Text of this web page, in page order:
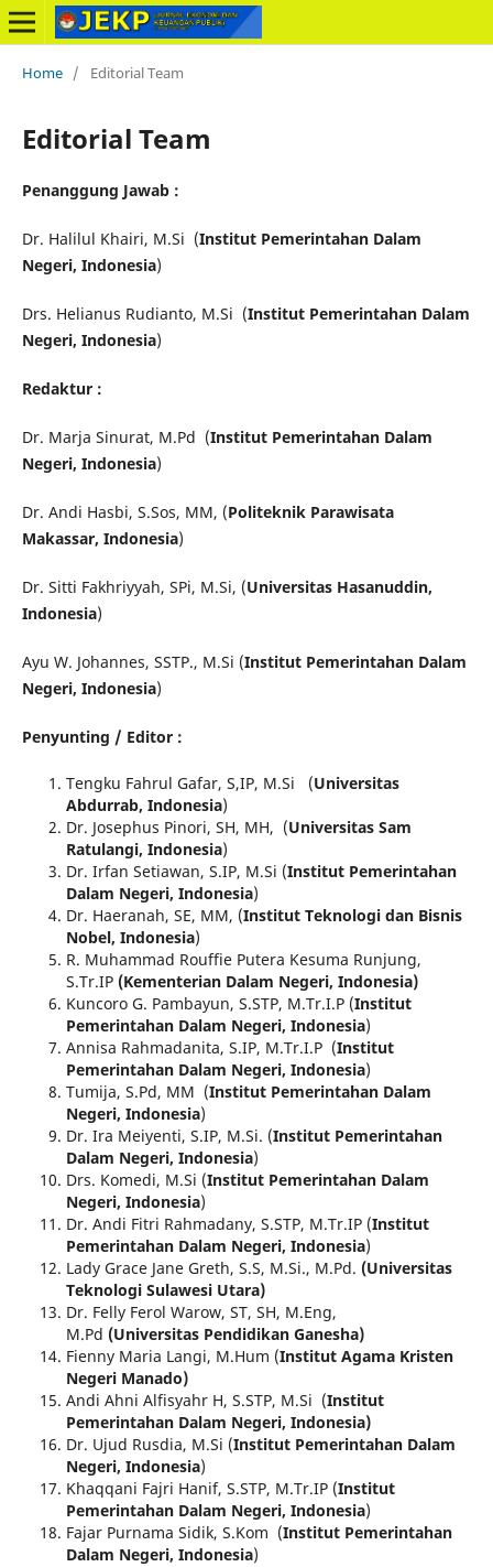
Home / Editorial Team
Editorial Team
Penanggung Jawab :
Dr. Halilul Khairi, M.Si (Institut Pemerintahan Dalam
Negeri, Indonesia)
Drs. Helianus Rudianto, M.Si (Institut Pemerintahan Dalam
Negeri, Indonesia)
Redaktur :
Dr. Marja Sinurat, M.Pd (Institut Pemerintahan Dalam
Negeri, Indonesia)
Dr. Andi Hasbi, S.Sos, MM, (Politeknik Parawisata
Makassar, Indonesia)
Dr. Sitti Fakhriyyah, SPi, M.Si, (Universitas Hasanuddin,
Indonesia)
Ayu W. Johannes, SSTP., M.Si (Institut Pemerintahan Dalam
Negeri, Indonesia)
Penyunting / Editor :
Tengku Fahrul Gafar, S,IP, M.Si (Universitas
Abdurrab, Indonesia)
Dr. Josephus Pinori, SH, MH, (Universitas Sam
Ratulangi, Indonesia)
Dr. Irfan Setiawan, S.IP, M.Si (Institut Pemerintahan
Dalam Negeri, Indonesia)
Dr. Haeranah, SE, MM, (Institut Teknologi dan Bisnis
Nobel, Indonesia)
R. Muhammad Rouffie Putera Kesuma Runjung,
S.Tr.IP (Kementerian Dalam Negeri, Indonesia)
Kuncoro G. Pambayun, S.STP, M.Tr.I.P (Institut
Pemerintahan Dalam Negeri, Indonesia)
Annisa Rahmadanita, S.IP, M.Tr.I.P (Institut
Pemerintahan Dalam Negeri, Indonesia)
Tumija, S.Pd, MM (Institut Pemerintahan Dalam
Negeri, Indonesia)
Dr. Ira Meiyenti, S.IP, M.Si. (Institut Pemerintahan
Dalam Negeri, Indonesia)
Drs. Komedi, M.Si (Institut Pemerintahan Dalam
Negeri, Indonesia)
Dr. Andi Fitri Rahmadany, S.STP, M.Tr.IP (Institut
Pemerintahan Dalam Negeri, Indonesia)
Lady Grace Jane Greth, S.S, M.Si., M.Pd. (Universitas
Teknologi Sulawesi Utara)
Dr. Felly Ferol Warow, ST, SH, M.Eng,
M.Pd (Universitas Pendidikan Ganesha)
Fienny Maria Langi, M.Hum (Institut Agama Kristen
Negeri Manado)
Andi Ahni Alfisyahr H, S.STP, M.Si (Institut
Pemerintahan Dalam Negeri, Indonesia)
Dr. Ujud Rusdia, M.Si (Institut Pemerintahan Dalam
Negeri, Indonesia)
Khaqqani Fajri Hanif, S.STP, M.Tr.IP (Institut
Pemerintahan Dalam Negeri, Indonesia)
Fajar Purnama Sidik, S.Kom (Institut Pemerintahan
Dalam Negeri, Indonesia)